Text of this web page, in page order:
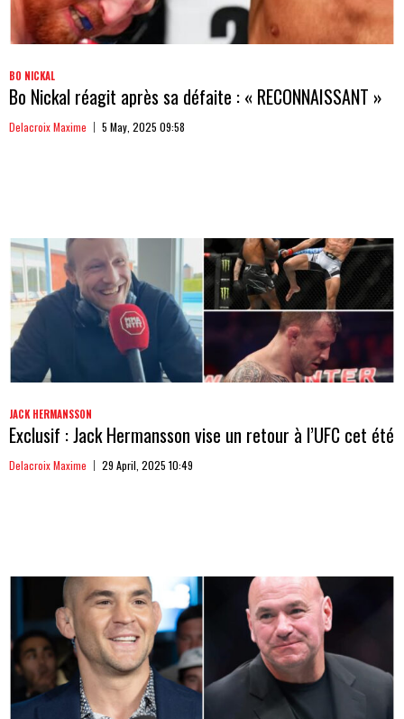
BO NICKAL
Bo Nickal réagit après sa défaite : « RECONNAISSANT »
Delacroix Maxime 5 May, 2025 09:58
JACK HERMANSSON
Exclusif : Jack Hermansson vise un retour à l’UFC cet été
Delacroix Maxime 29 April, 2025 10:49